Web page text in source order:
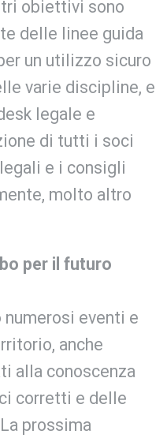
obiettivi sono
delle linee guida
un utilizzo sicuro
varie discipline, e
legale e
di tutti i soci
e i consigli
molto altro
per il futuro
eventi e
anche
alla conoscenza
corretti e delle
prossima